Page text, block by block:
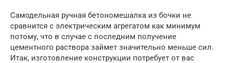
Самодельная ручная бетономешалка из бочки не
сравнится с электрическим агрегатом как минимум
потому, что в случае с последним получение
цементного раствора займет значительно меньше сил.
Итак, изготовление конструкции потребует от вас